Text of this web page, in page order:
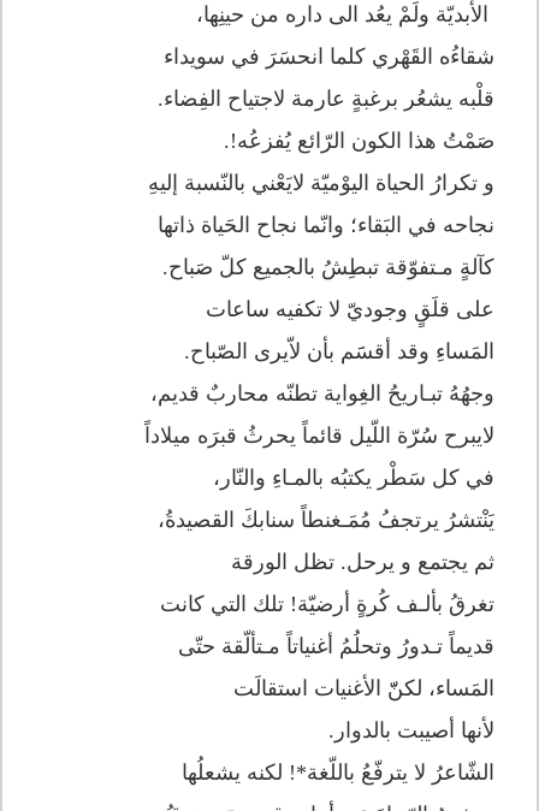
الأبديّة ولَمْ يعُد الى داره من حينِها،
شقاءُه القَهْري كلما انحسَرَ في سويداء
قلْبه يشعُر برغبةٍ عارمة لاجتياح الفِضاء.
صَمْتُ هذا الكون الرّائع يُفزعُه!.
و تكرارُ الحياة اليوْميّة لايَعْني بالنّسبة إليهِ
نجاحه في البَقاء؛ وانّما نجاح الحَياة ذاتها
كآلةٍ مـتفوّقة تبطِشُ بالجميع كلّ صَباح.
على قلَقٍ وجوديّ لا تكفيه ساعات
المَساءِ وقد أقسََم بأن لاّيرى الصّباح.
وجهُهُ تبـاريحُ الغِواية تطنّه محاربٌ قديم،
لايبرح سُرّة اللّيل قائماً يحرثُ قبرَه ميلاداً
في كل سَطْر يكتبُه بالمـاءِ والنّار،
يَنْتشرُ يرتجفُ مُمَـغنطاً سنابكَ القصيدةُ،
ثم يجتمع و يرحل. تظل الورقة
تغرقُ بألـف كُرةٍ أرضيّة! تلك التي كانت
قديماً تـدورُ وتحلُمُ أغنياتاً مـتألّقة حتّى
المَساء، لكنّّ الأغنيات استقالَت
لأنها أصيبت بالدوار.
الشّاعرُ لا يترفّعُ باللّغة*! لكنه يشعلُها